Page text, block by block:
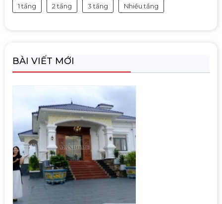
1 tầng 2 tầng 3 tầng Nhiều tầng
BÀI VIẾT MỚI